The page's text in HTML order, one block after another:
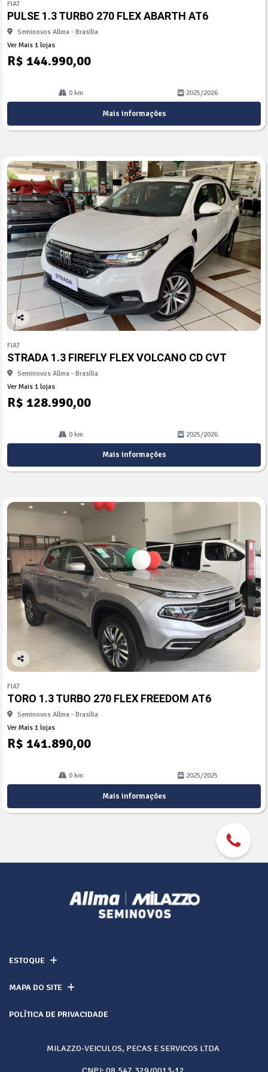
arti
lhe
FIAT
PULSE 1.3 TURBO 270 FLEX ABARTH AT6
Seminovos Allma - Brasília
Ver Mais 1 lojas
R$ 144.990,00
0 km 2025/2026
Mais informações
Co
arti
lhe
FIAT
STRADA 1.3 FIREFLY FLEX VOLCANO CD CVT
Seminovos Allma - Brasília
Ver Mais 1 lojas
R$ 128.990,00
0 km 2025/2026
Mais informações
Co
arti
lhe
FIAT
TORO 1.3 TURBO 270 FLEX FREEDOM AT6
Seminovos Allma - Brasília
Ver Mais 1 lojas
R$ 141.890,00
0 km 2025/2025
Mais informações
ESTOQUE
MAPA DO SITE
POLÍTICA DE PRIVACIDADE
MILAZZO-VEICULOS, PECAS E SERVICOS LTDA